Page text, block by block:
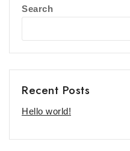
Search
Recent Posts
Hello world!